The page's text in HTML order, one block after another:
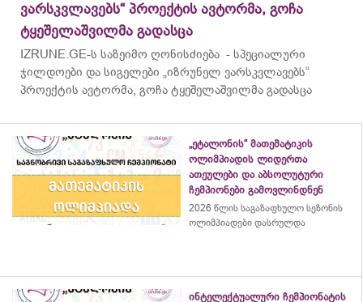
ვარსკვლავებს“ პროექტის ავტორმა, გოჩა
ტყეშელაშვილმა გადასცა
IZRUNE.GE-ს საზეიმო ღონისძიება - სპეციალური
ჯილდოები და სიგელები „იზრუნელ ვარსკვლავებს“
პროექტის ავტორმა, გოჩა ტყეშელაშვილმა გადასცა
„ეტალონის“ მათემატიკის
ოლიმპიადის ლიდერთა
ათეულები და აბსოლუტური
ჩემპიონები გამოვლინდნენ
2026 წლის საგაზაფხულო სეზონის
ოლიმპიადები დასრულდა
ინტელექტუალური ჩემპიონატის